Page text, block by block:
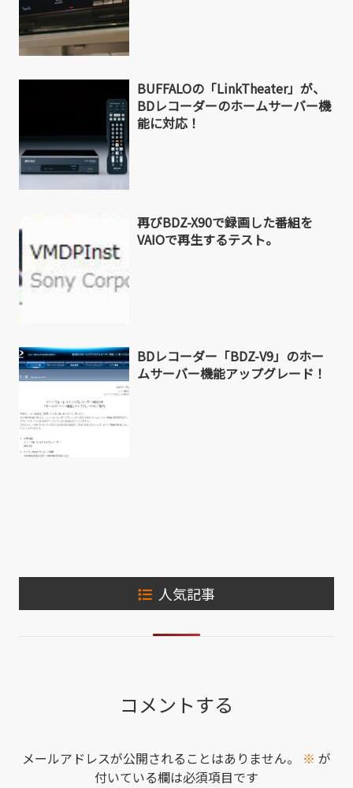
BUFFALOの「LinkTheater」が、
BDレコーダーのホームサーバー機
能に対応！
再びBDZ-X90で録画した番組を
VAIOで再生するテスト。
BDレコーダー「BDZ-V9」のホー
ムサーバー機能アップグレード！
人気記事
コメントする
メールアドレスが公開されることはありません。 ※ が
付いている欄は必須項目です